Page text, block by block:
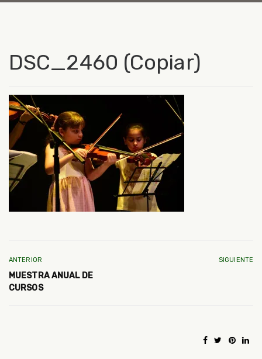
DSC_2460 (Copiar)
ANTERIOR
MUESTRA ANUAL DE
CURSOS
SIGUIENTE